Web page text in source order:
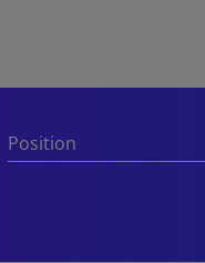
Position